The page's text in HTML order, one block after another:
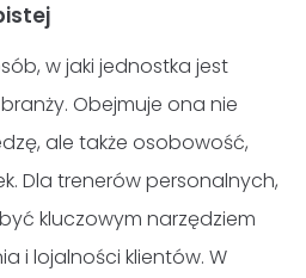
w jaki jednostka jest
Obejmuje ona nie
ale także osobowość,
Dla trenerów personalnych,
kluczowym narzędziem
i lojalności klientów. W